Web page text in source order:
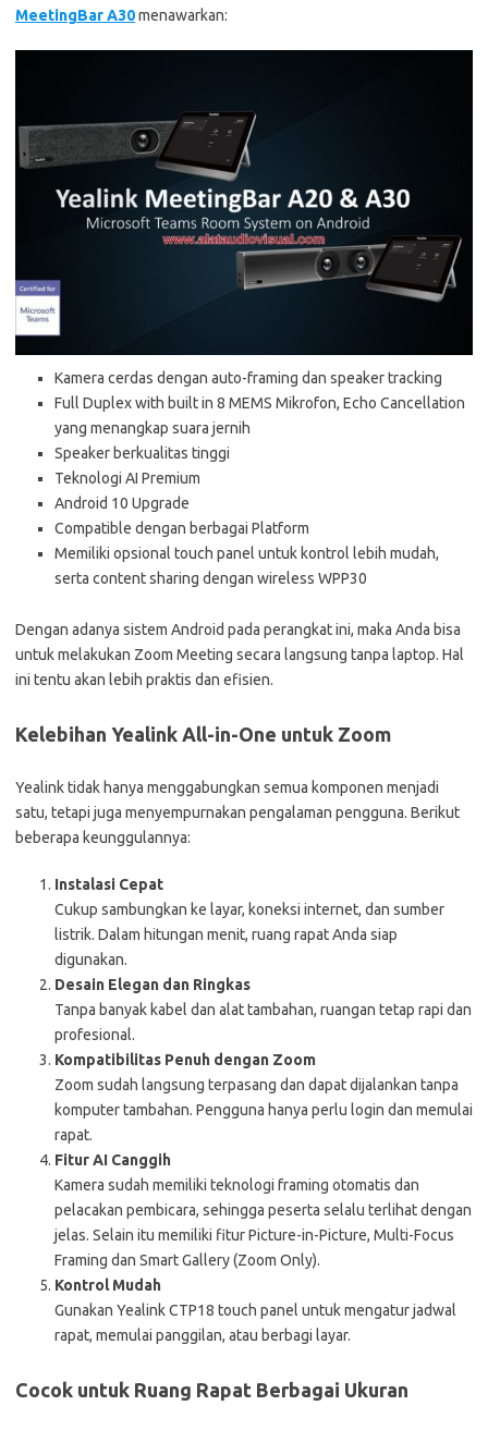
MeetingBar A30menawarkan:
Kamera cerdas dengan auto-framing dan speaker tracking
Full Duplex with built in 8 MEMS Mikrofon, Echo Cancellation
yang menangkap suara jernih
Speaker berkualitas tinggi
Teknologi AI Premium
Android 10 Upgrade
Compatible dengan berbagai Platform
Memiliki opsional touch panel untuk kontrol lebih mudah,
serta content sharing dengan wireless WPP30
Dengan adanya sistem Android pada perangkat ini, maka Anda bisa
untuk melakukan Zoom Meeting secara langsung tanpa laptop. Hal
ini tentu akan lebih praktis dan efisien.
Kelebihan Yealink All-in-One untuk Zoom
Yealink tidak hanya menggabungkan semua komponen menjadi
satu, tetapi juga menyempurnakan pengalaman pengguna. Berikut
beberapa keunggulannya:
Instalasi Cepat
Cukup sambungkan ke layar, koneksi internet, dan sumber
listrik. Dalam hitungan menit, ruang rapat Anda siap
digunakan.
Desain Elegan dan Ringkas
Tanpa banyak kabel dan alat tambahan, ruangan tetap rapi dan
profesional.
Kompatibilitas Penuh dengan Zoom
Zoom sudah langsung terpasang dan dapat dijalankan tanpa
komputer tambahan. Pengguna hanya perlu login dan memulai
rapat.
Fitur AI Canggih
Kamera sudah memiliki teknologi framing otomatis dan
pelacakan pembicara, sehingga peserta selalu terlihat dengan
jelas. Selain itu memiliki fitur Picture-in-Picture, Multi-Focus
Framing dan Smart Gallery (Zoom Only).
Kontrol Mudah
Gunakan Yealink CTP18 touch panel untuk mengatur jadwal
rapat, memulai panggilan, atau berbagi layar.
Cocok untuk Ruang Rapat Berbagai Ukuran